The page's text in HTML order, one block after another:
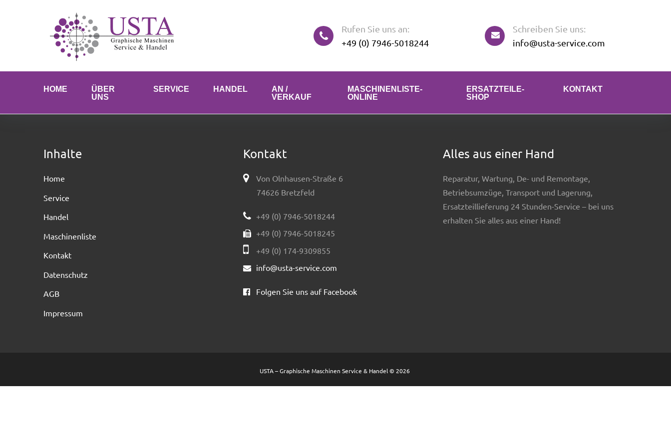
Rufen Sie uns an:
+49 (0) 7946-5018244
Schreiben Sie uns:
info@usta-service.com
HOME
ÜBER
UNS
SERVICE HANDEL
AN /
VERKAUF
MASCHINENLISTE-
ONLINE
ERSATZTEILE-
SHOP
KONTAKT
Inhalte
Home
Service
Handel
Maschinenliste
Kontakt
Datenschutz
AGB
Impressum
Kontakt
Von Olnhausen-Straße 6
74626 Bretzfeld
+49 (0) 7946-5018244
+49 (0) 7946-5018245
+49 (0) 174-9309855
info@usta-service.com
Folgen Sie uns auf Facebook
Alles aus einer Hand
Reparatur, Wartung, De- und Remontage,
Betriebsumzüge, Transport und Lagerung,
Ersatzteillieferung 24 Stunden-Service – bei uns
erhalten Sie alles aus einer Hand!
USTA – Graphische Maschinen Service & Handel© 2026